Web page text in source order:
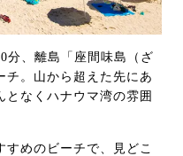
分、離島「座間味島（ざ
チ。山から超えた先にあ
となくハナウマ湾の雰囲
めのビーチで、見どこ